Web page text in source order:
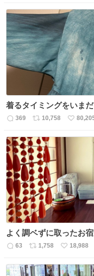
数
ス
ト
数
ね
数
着るタイミングをいま
返
数
369
リ
ス
ト
数
10,758
い
よく調ベずに取ったお
返
数
63
リ
ス
1,758
い
ね
18,988